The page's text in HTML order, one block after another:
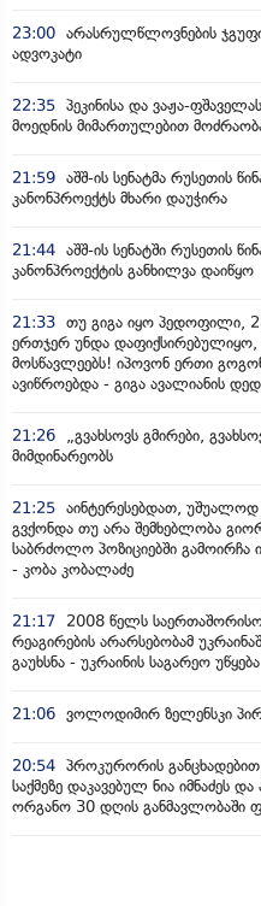
23:00 არასრულწლოვნების
ადვოკატი
22:35 პეკინისა და ვაჟა-
მოედნის მიმართულებით
21:59 აშშ-ის სენატმა რუსეთის
კანონპროექტს მხარი დაუჭირა
21:44 აშშ-ის სენატში რუსეთის
კანონპროექტის განხილვა დაიწყო
21:33 თუ გიგა იყო პედოფილი,
ერთჯერ უნდა დაფიქსირებულიყო,
მოსწავლეებს! იპოვონ ერთი
ავიწროებდა - გიგა ავალიანის
21:26
„გვახსოვს გმირები,
მიმდინარეობს
21:25 აინტერესებდათ,
გვქონდა თუ არა შემხებლობა
საბრძოლო პოზიციებში გამოირჩა
- კობა კობალაძე
21:17
2008 წელს
რეაგირების არარსებობამ
გაუხსნა - უკრაინის საგარეო უწყება
21:06 ვოლოდიმირ ზელენსკი
20:54 პროკურორის
საქმეზე დაკავებულ ნია იმნაძეს
ორგანო 30 დღის განმავლობაში